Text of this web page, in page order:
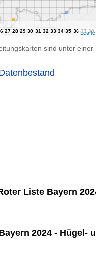
Leaflet
sind unter einer
Liste Bayern
2024 - Hügel-